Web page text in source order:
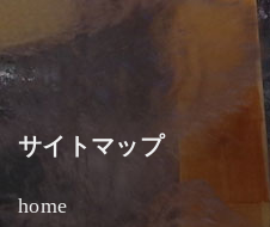
サイトマップ
home